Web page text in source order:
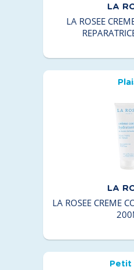
LA
LA ROSEE
LA
LA ROSEE CREME
Petit